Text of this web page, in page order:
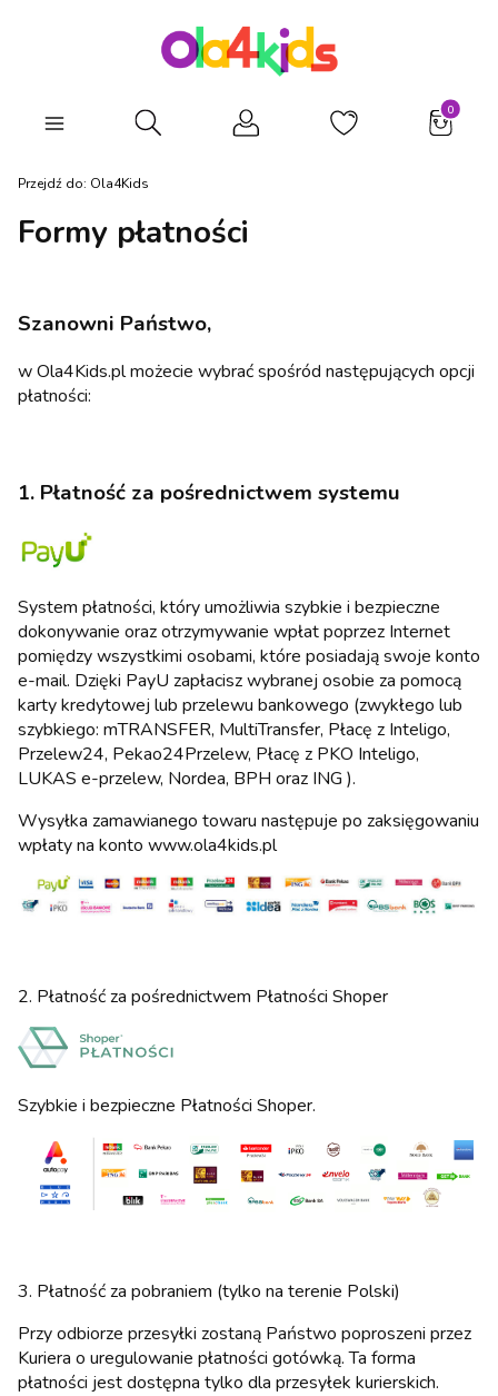
Otwórz wyszukiwarkę
Przejdź do: Ola4Kids
Formy płatności
Szanowni Państwo,
w Ola4Kids.pl możecie wybrać spośród następujących opcji
płatności:
1. Płatność za pośrednictwem systemu
System płatności, który umożliwia szybkie i bezpieczne
dokonywanie oraz otrzymywanie wpłat poprzez Internet
pomiędzy wszystkimi osobami, które posiadają swoje konto
e-mail. Dzięki PayU zapłacisz wybranej osobie za pomocą
karty kredytowej lub przelewu bankowego (zwykłego lub
szybkiego: mTRANSFER, MultiTransfer, Płacę z Inteligo,
Przelew24, Pekao24Przelew, Płacę z PKO Inteligo,
LUKAS e-przelew, Nordea, BPH oraz ING ).
Wysyłka zamawianego towaru następuje po zaksięgowaniu
wpłaty na konto www.ola4kids.pl
2. Płatność za pośrednictwem Płatności Shoper
Szybkie i bezpieczne Płatności Shoper.
3. Płatność za pobraniem (tylko na terenie Polski)
Przy odbiorze przesyłki zostaną Państwo poproszeni przez
Kuriera o uregulowanie płatności gotówką. Ta forma
płatności jest dostępna tylko dla przesyłek kurierskich.